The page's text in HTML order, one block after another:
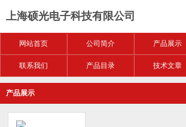
上海硕光电子科技有限公司
网站首页 公司简介 产品展示
联系我们 产品目录 技术文章
产品展示